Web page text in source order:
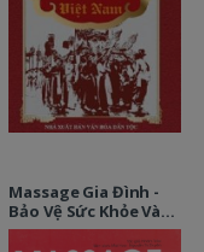
Massage Gia Đình -
Bảo Vệ Sức Khỏe Và
Vẻ Đẹp